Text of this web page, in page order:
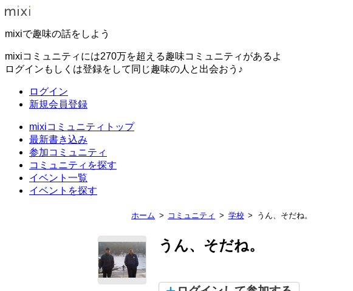
mixiで趣味の話をしよう
mixiコミュニティには270万を超える趣味コミュニティがあるよ
ログインもしくは登録をして同じ趣味の人と出会おう♪
ログイン
新規会員登録
mixiコミュニティトップ
最新書き込み
参加コミュニティ
コミュニティを探す
イベント一覧
イベントを探す
ホーム コミュニティ 学校 うん、そだね。
うん、そだね。